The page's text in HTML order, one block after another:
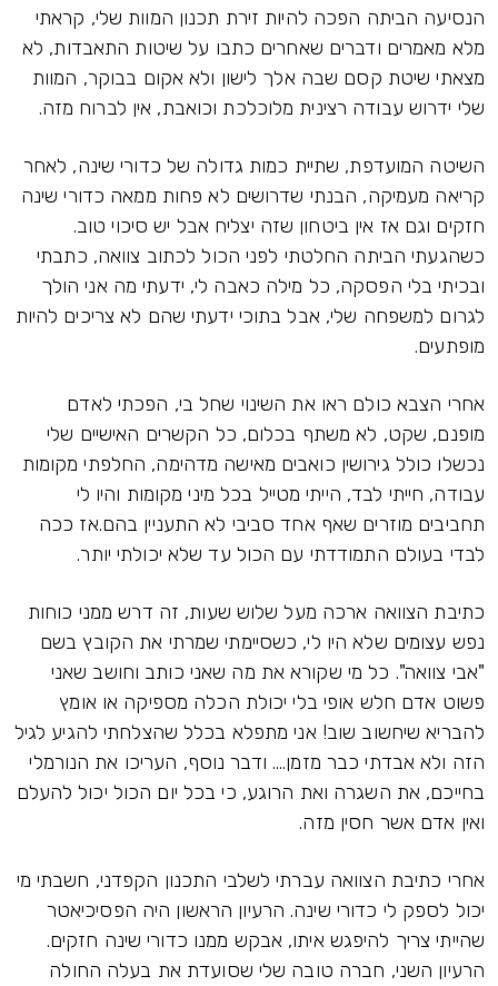
הנסיעה הביתה הפכה להיות זירת תכנון המוות שלי, קראתי
מלא מאמרים ודברים שאחרים כתבו על שיטות התאבדות, לא
מצאתי שיטת קסם שבה אלך לישון ולא אקום בבוקר, המוות
שלי ידרוש עבודה רצינית מלוכלכת וכואבת, אין לברוח מזה.
השיטה המועדפת, שתיית כמות גדולה של כדורי שינה, לאחר
קריאה מעמיקה, הבנתי שדרושים לא פחות ממאה כדורי שינה
חזקים וגם אז אין ביטחון שזה יצליח אבל יש סיכוי טוב.
כשהגעתי הביתה החלטתי לפני הכול לכתוב צוואה, כתבתי
ובכיתי בלי הפסקה, כל מילה כאבה לי, ידעתי מה אני הולך
לגרום למשפחה שלי, אבל בתוכי ידעתי שהם לא צריכים להיות
מופתעים.
אחרי הצבא כולם ראו את השינוי שחל בי, הפכתי לאדם
מופנם, שקט, לא משתף בכלום, כל הקשרים האישיים שלי
נכשלו כולל גירושין כואבים מאישה מדהימה, החלפתי מקומות
עבודה, חייתי לבד, הייתי מטייל בכל מיני מקומות והיו לי
תחביבים מוזרים שאף אחד סביבי לא התעניין בהם.אז ככה
לבדי בעולם התמודדתי עם הכול עד שלא יכולתי יותר.
כתיבת הצוואה ארכה מעל שלוש שעות, זה דרש ממני כוחות
נפש עצומים שלא היו לי, כשסיימתי שמרתי את הקובץ בשם
"אבי צוואה". כל מי שקורא את מה שאני כותב וחושב שאני
פשוט אדם חלש אופי בלי יכולת הכלה מספיקה או אומץ
להבריא שיחשוב שוב! אני מתפלא בכלל שהצלחתי להגיע לגיל
הזה ולא אבדתי כבר מזמן.... ודבר נוסף, העריכו את הנורמלי
בחייכם, את השגרה ואת הרוגע, כי בכל יום הכול יכול להעלם
ואין אדם אשר חסין מזה.
אחרי כתיבת הצוואה עברתי לשלבי התכנון הקפדני, חשבתי מי
יכול לספק לי כדורי שינה. הרעיון הראשון היה הפסיכיאטר
שהייתי צריך להיפגש איתו, אבקש ממנו כדורי שינה חזקים.
הרעיון השני, חברה טובה שלי שסועדת את בעלה החולה